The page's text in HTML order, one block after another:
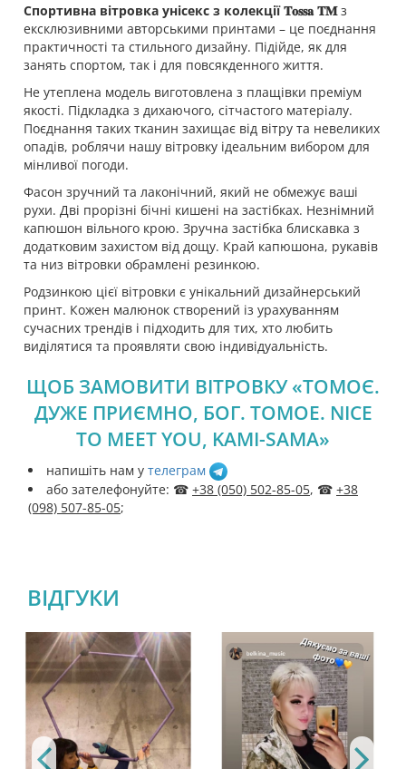
Спортивна вітровка унісекс з колекції 𝐓𝐨𝐬𝐬𝐚 𝐓𝐌з
ексклюзивними авторськими принтами – це поєднання
практичності та стильного дизайну. Підійде, як для
занять спортом, так і для повсякденного життя.
Не утеплена модель виготовлена з плащівки преміум
якості. Підкладка з дихаючого, сітчастого матеріалу.
Поєднання таких тканин захищає від вітру та невеликих
опадів, роблячи нашу вітровку ідеальним вибором для
мінливої погоди.
Фасон зручний та лаконічний, який не обмежує ваші
рухи. Дві прорізні бічні кишені на застібках. Незнімний
капюшон вільного крою. Зручна застібка блискавка з
додатковим захистом від дощу. Край капюшона, рукавів
та низ вітровки обрамлені резинкою.
Родзинкою цієї вітровки є унікальний дизайнерський
принт. Кожен малюнок створений із урахуванням
сучасних трендів і підходить для тих, хто любить
виділятися та проявляти свою індивідуальність.
ЩОБ ЗАМОВИТИ ВІТРОВКУ «ТОМОЄ.
ДУЖЕ ПРИЄМНО, БОГ. TOMOE. NICE
TO MEET YOU, KAMI-SAMA»
напишіть нам у телеграм
або зателефонуйте: ☎ +38 (050) 502-85-05, ☎ +38
(098) 507-85-05;
ВІДГУКИ